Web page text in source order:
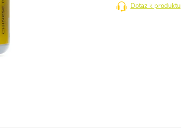
Dotaz k produktu